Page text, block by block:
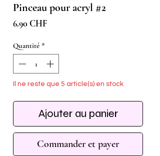
Pinceau pour acryl #2
6.90 CHFPrix
Quantité *
Il ne reste que 5 article(s) en stock
Ajouter au panier
Commander et payer